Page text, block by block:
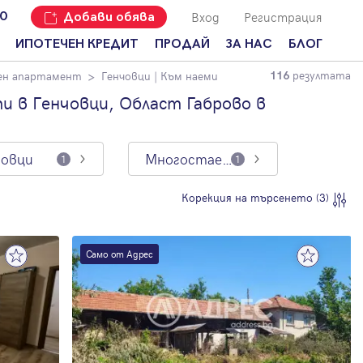
Добави обява Вход Регистрация
ИПОТЕЧЕН КРЕДИТ ПРОДАЙ
Добави
имот с
Адрес?
ЗА НАС
Наши офиси
Кариери
Кои сме ние?
Мениджмънт
Address Run
Франчайз
въпроси
БЛОГ
За продавачи
Ипотечно
наемодатели
наематели
Анализ на
Новини
апартамент Генчовци | Към наеми 116 резултата
в Генчовци, Област Габрово в
1 Многостаен апартамент 1
Корекция на търсенето (3)
Само от Адрес